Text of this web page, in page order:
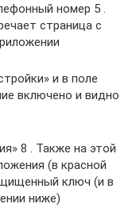
номер 5 .
страница с
и в поле
включено и видно
8 . Также на этой
(в красной
ключ (и в
ниже)